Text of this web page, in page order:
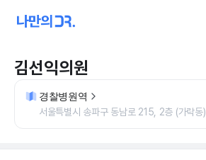
김선익의원
경찰병원역
서울특별시 송파구 동남로 215, 2층 (가락동)